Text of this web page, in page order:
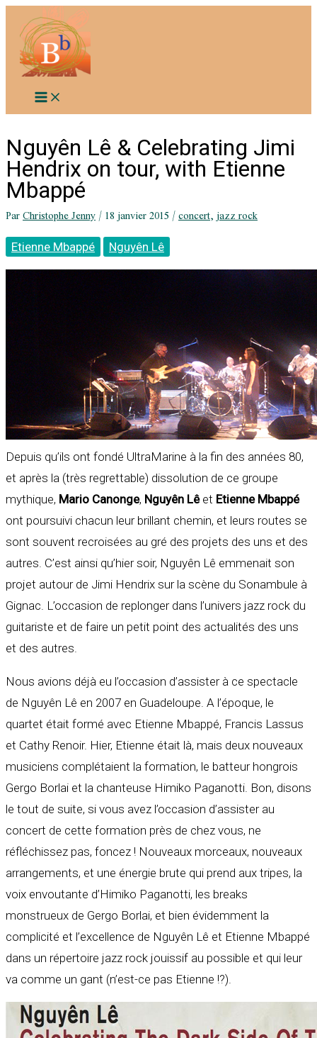
contenu
Nguyên Lê & Celebrating Jimi
Hendrix on tour, with Etienne
Mbappé
ParChristophe Jenny/18 janvier 2015/concert,jazz rock
Etienne Mbappé Nguyên Lê
Depuis qu’ils ont fondé UltraMarine à la fin des années 80,
et après la (très regrettable) dissolution de ce groupe
mythique, Mario Canonge, Nguyên Lêet Etienne Mbappé
ont poursuivi chacun leur brillant chemin, et leurs routes se
sont souvent recroisées au gré des projets des uns et des
autres. C’est ainsi qu’hier soir, Nguyên Lê emmenait son
projet autour de Jimi Hendrix sur la scène du Sonambule à
Gignac. L’occasion de replonger dans l’univers jazz rock du
guitariste et de faire un petit point des actualités des uns
et des autres.
Nous avions déjà eu l’occasion d’assister à ce spectacle
de Nguyên Lê en 2007 en Guadeloupe. A l’époque, le
quartet était formé avec Etienne Mbappé, Francis Lassus
et Cathy Renoir. Hier, Etienne était là, mais deux nouveaux
musiciens complétaient la formation, le batteur hongrois
Gergo Borlai et la chanteuse Himiko Paganotti. Bon, disons
le tout de suite, si vous avez l’occasion d’assister au
concert de cette formation près de chez vous, ne
réfléchissez pas, foncez ! Nouveaux morceaux, nouveaux
arrangements, et une énergie brute qui prend aux tripes, la
voix envoutante d’Himiko Paganotti, les breaks
monstrueux de Gergo Borlai, et bien évidemment la
complicité et l’excellence de Nguyên Lê et Etienne Mbappé
dans un répertoire jazz rock jouissif au possible et qui leur
va comme un gant (n’est-ce pas Etienne !?).